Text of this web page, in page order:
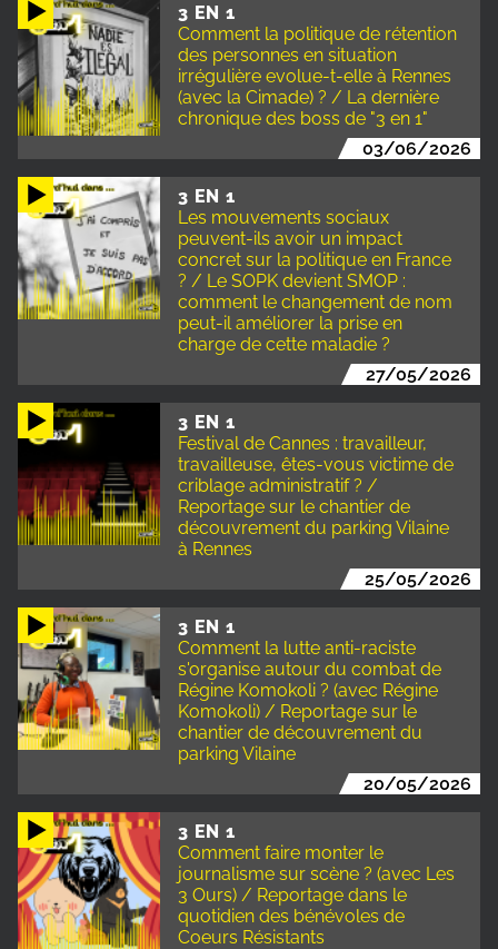
3 EN 1
Comment la politique de rétention
des personnes en situation
irrégulière evolue-t-elle à Rennes
(avec la Cimade) ? / La dernière
chronique des boss de "3 en 1"
03/06/2026
3 EN 1
Les mouvements sociaux
peuvent-ils avoir un impact
concret sur la politique en France
? / Le SOPK devient SMOP :
comment le changement de nom
peut-il améliorer la prise en
charge de cette maladie ?
27/05/2026
3 EN 1
Festival de Cannes : travailleur,
travailleuse, êtes-vous victime de
criblage administratif ? /
Reportage sur le chantier de
découvrement du parking Vilaine
à Rennes
25/05/2026
3 EN 1
Comment la lutte anti-raciste
s'organise autour du combat de
Régine Komokoli ? (avec Régine
Komokoli) / Reportage sur le
chantier de découvrement du
parking Vilaine
20/05/2026
3 EN 1
Comment faire monter le
journalisme sur scène ? (avec Les
3 Ours) / Reportage dans le
quotidien des bénévoles de
Coeurs Résistants